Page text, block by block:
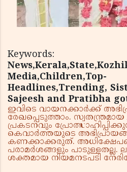
Keywords:
Media,Children,Top-
Headlines,Trending,
Sajeesh and Pratibha
ഇവിടെ വായനക്കാർക്ക്
രേഖപ്പെടുത്താം.
പ്രകടനവും
കെവാർത്തയുടെ
കണക്കാക്കരുത്.
പരാമർശങ്ങളും പാടുള്ളതല്ല.
ശക്തമായ നിയമനടപടി